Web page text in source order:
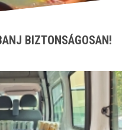
BIZTONSÁGOSAN!